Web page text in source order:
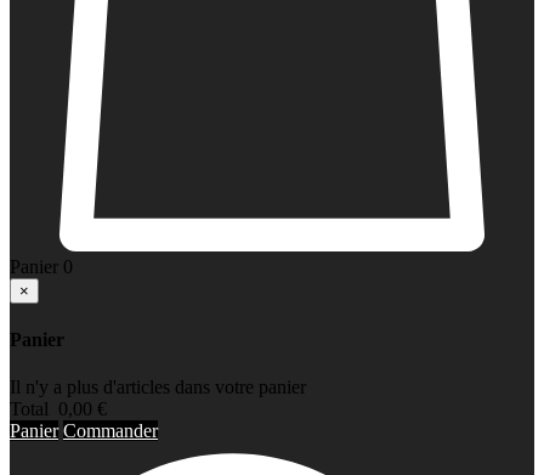
Panier 0
×
Panier
Il n'y a plus d'articles dans votre panier
Total 0,00 €
Panier Commander